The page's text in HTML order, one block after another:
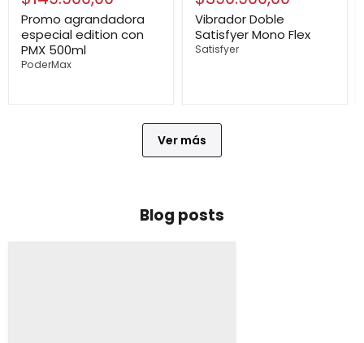
actual
Promo agrandadora
especial edition con
PMX 500ml
PoderMax
actual
Vibrador Doble
Satisfyer Mono Flex
Satisfyer
Ver más
Blog posts